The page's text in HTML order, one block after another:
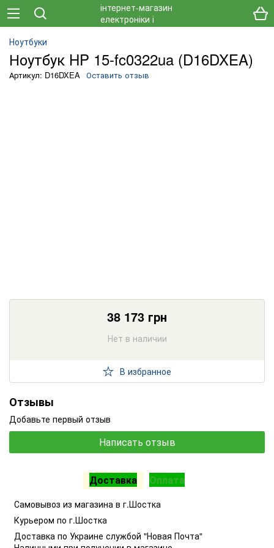
Ноутбуки
Ноутбук HP 15-fc0322ua (D16DXEA)
Артикул: D16DXEA Оставить отзыв
38 173 грн
Нет в наличии
В избранное
Отзывы
Добавьте первый отзыв
Написать отзыв
Доставка Оплата
Самовывоз из магазина в г.Шостка
Курьером по г.Шостка
Доставка по Украине службой "Новая Почта"